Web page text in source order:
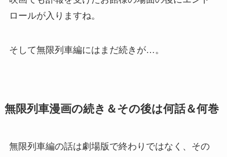
ロールが入りますね。
そして無限列車編にはまだ続きが…。
無限列車漫画の続き＆その後は何話＆何巻
無限列車編の話は劇場版で終わりではなく、その